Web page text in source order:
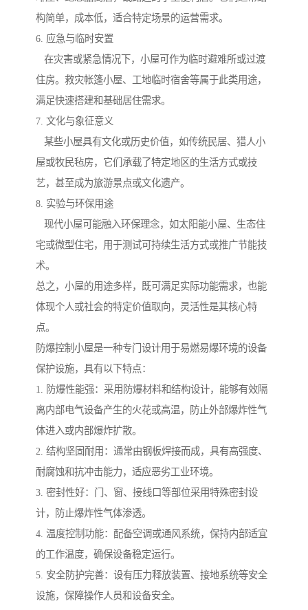
构简单，成本低，适合特定场景的运营需求。
6. 应急与临时安置
在灾害或紧急情况下，小屋可作为临时避难所或过渡
住房。救灾帐篷小屋、工地临时宿舍等属于此类用途，
满足快速搭建和基础居住需求。
7. 文化与象征意义
某些小屋具有文化或历史价值，如传统民居、猎人小
屋或牧民毡房，它们承载了特定地区的生活方式或技
艺，甚至成为旅游景点或文化遗产。
8. 实验与环保用途
现代小屋可能融入环保理念，如太阳能小屋、生态住
宅或微型住宅，用于测试可持续生活方式或推广节能技
术。
总之，小屋的用途多样，既可满足实际功能需求，也能
体现个人或社会的特定价值取向，灵活性是其核心特
点。
防爆控制小屋是一种专门设计用于易燃易爆环境的设备
保护设施，具有以下特点：
1. 防爆性能强：采用防爆材料和结构设计，能够有效隔
离内部电气设备产生的火花或高温，防止外部爆炸性气
体进入或内部爆炸扩散。
2. 结构坚固耐用：通常由钢板焊接而成，具有高强度、
耐腐蚀和抗冲击能力，适应恶劣工业环境。
3. 密封性好：门、窗、接线口等部位采用特殊密封设
计，防止爆炸性气体渗透。
4. 温度控制功能：配备空调或通风系统，保持内部适宜
的工作温度，确保设备稳定运行。
5. 安全防护完善：设有压力释放装置、接地系统等安全
设施，保障操作人员和设备安全。